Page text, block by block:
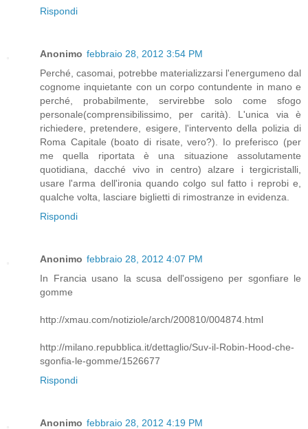
Rispondi
Anonimo febbraio 28, 2012 3:54 PM
Perché, casomai, potrebbe materializzarsi l'energumeno dal
cognome inquietante con un corpo contundente in mano e
perché, probabilmente, servirebbe solo come sfogo
personale(comprensibilissimo, per carità). L'unica via è
richiedere, pretendere, esigere, l'intervento della polizia di
Roma Capitale (boato di risate, vero?). Io preferisco (per
me quella riportata è una situazione assolutamente
quotidiana, dacché vivo in centro) alzare i tergicristalli,
usare l'arma dell'ironia quando colgo sul fatto i reprobi e,
qualche volta, lasciare biglietti di rimostranze in evidenza.
Rispondi
Anonimo febbraio 28, 2012 4:07 PM
In Francia usano la scusa dell'ossigeno per sgonfiare le
gomme
http://xmau.com/notiziole/arch/200810/004874.html
http://milano.repubblica.it/dettaglio/Suv-il-Robin-Hood-che-
sgonfia-le-gomme/1526677
Rispondi
Anonimo febbraio 28, 2012 4:19 PM